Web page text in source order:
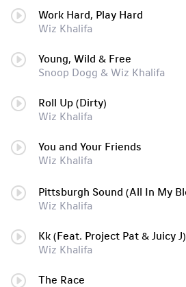
Work Hard, Play Hard
Wiz Khalifa
Young, Wild & Free
Snoop Dogg & Wiz Khalifa
Roll Up (Dirty)
Wiz Khalifa
You and Your Friends
Wiz Khalifa
Wiz Khalifa
Kk (Feat. Project Pat & Juicy J)
Wiz Khalifa
The Race